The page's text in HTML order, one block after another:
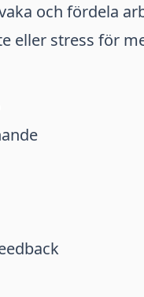
och fördela
eller stress för